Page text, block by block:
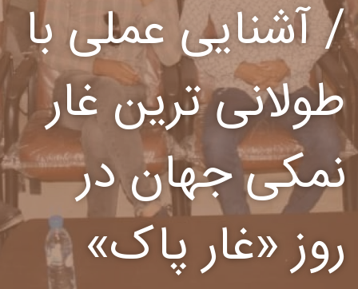
/ آشنایی عملی با
طولانی ترین غار
نمکی جهان در
روز «غار پاک»